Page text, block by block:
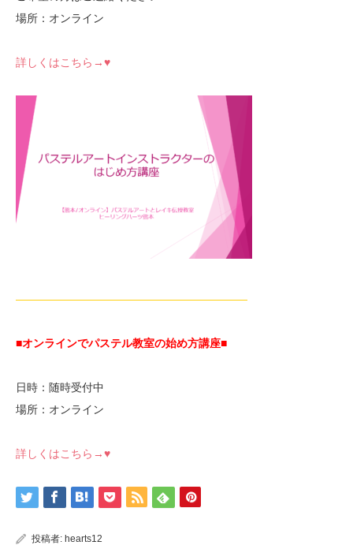
場所：オンライン
詳しくはこちら→♥
—————————————————————
■オンラインでパステル教室の始め方講座■
日時：随時受付中
場所：オンライン
詳しくはこちら→♥
投稿者: hearts12